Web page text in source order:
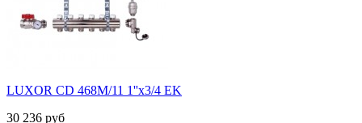
LUXOR CD 468M/11 1''х3/4 EK
30 236 руб